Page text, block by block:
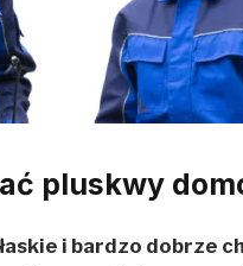
pluskwy
i bardzo dobrze